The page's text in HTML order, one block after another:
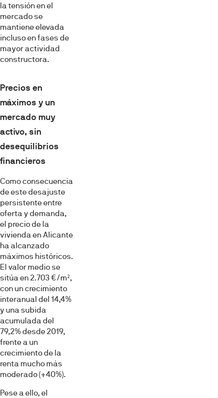
la tensión en el
mercado se
mantiene elevada
incluso en fases de
mayor actividad
constructora.
Precios en
máximos y un
mercado muy
activo, sin
desequilibrios
financieros
Como consecuencia
de este desajuste
persistente entre
oferta y demanda,
el precio de la
vivienda en Alicante
ha alcanzado
máximos históricos.
El valor medio se
sitúa en 2.703 €/m²,
con un crecimiento
interanual del 14,4%
y una subida
acumulada del
79,2% desde 2019,
frente a un
crecimiento de la
renta mucho más
moderado (+40%).
Pese a ello, el